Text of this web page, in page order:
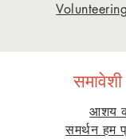
आशय
समर्थन हम